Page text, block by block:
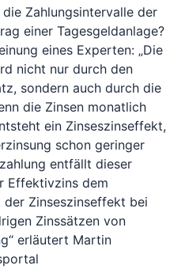
Zahlungsintervalle der
einer Tagesgeldanlage?
eines Experten: „Die
nicht nur durch den
sondern auch durch die
die Zinsen monatlich
ein Zinseszinseffekt,
schon geringer
entfällt dieser
Effektivzins dem
Zinseszinseffekt bei
Zinssätzen von
erläutert Martin